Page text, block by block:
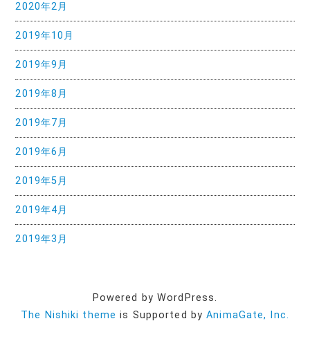
2020年2月
2019年10月
2019年9月
2019年8月
2019年7月
2019年6月
2019年5月
2019年4月
2019年3月
Powered by WordPress.
The Nishiki theme is Supported byAnimaGate, Inc.